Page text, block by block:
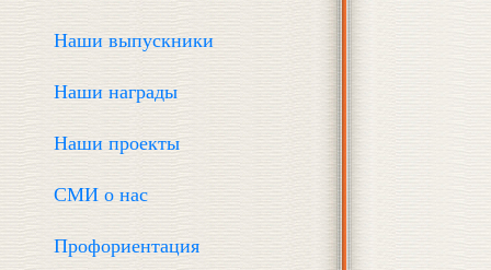
Наши выпускники
Наши награды
Наши проекты
СМИ о нас
Профориентация